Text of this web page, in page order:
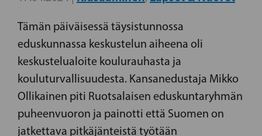
Tämän päiväisessä täysistunnossa
eduskunnassa keskustelun aiheena oli
keskustelualoite koulurauhasta ja
kouluturvallisuudesta. Kansanedustaja Mikko
Ollikainen piti Ruotsalaisen eduskuntaryhmän
puheenvuoron ja painotti että Suomen on
jatkettava pitkäjänteistä työtään